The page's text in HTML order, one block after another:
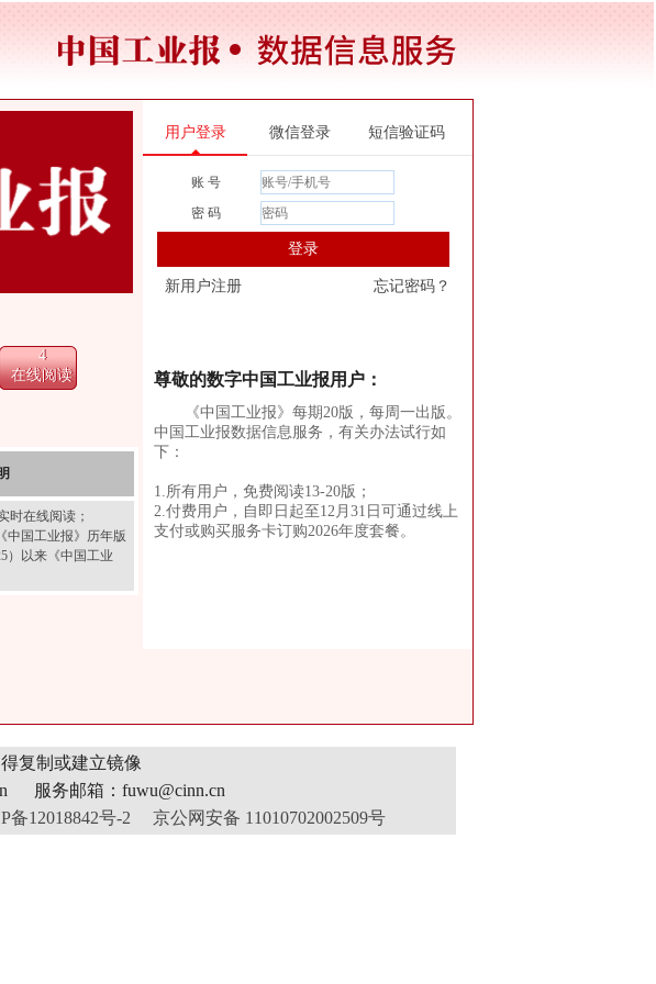
4
在线阅读
时在线阅读；
中国工业报》历年版
）以来《中国工业
用户登录 微信登录 短信验证码
账 号
密 码
登录
新用户注册 忘记密码？
尊敬的数字中国工业报用户：
《中国工业报》每期20版，每周一出版。
中国工业报数据信息服务，有关办法试行如
下：
1.所有用户，免费阅读13-20版；
2.付费用户，自即日起至12月31日可通过线上
支付或购买服务卡订购2026年度套餐。
复制或建立镜像
服务邮箱：fuwu@cinn.cn
备12018842号-2 京公网安备 11010702002509号